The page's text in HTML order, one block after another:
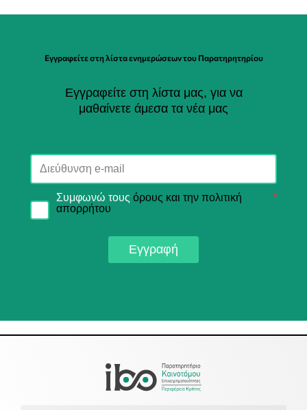
Εγγραφείτε στη λίστα ενημερώσεων του Παρατηρητηρίου
Εγγραφείτε στη λίστα μας, για να
μαθαίνετε άμεσα τα νέα μας
Συμφωνώ τους όρους και την πολιτική
απορρήτου
*
Εγγραφή